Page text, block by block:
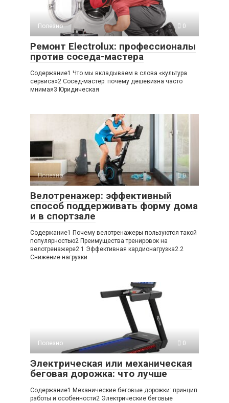
Полезно 0
Ремонт Electrolux: профессионалы
против соседа-мастера
Содержание1 Что мы вкладываем в слова «культура
сервиса»2 Сосед-мастер: почему дешевизна часто
мнимая3 Юридическая
Полезно 0
Велотренажер: эффективный
способ поддерживать форму дома
и в спортзале
Содержание1 Почему велотренажеры пользуются такой
популярностью2 Преимущества тренировок на
велотренажере2.1 Эффективная кардионагрузка2.2
Снижение нагрузки
Полезно 0
Электрическая или механическая
беговая дорожка: что лучше
Содержание1 Механические беговые дорожки: принцип
работы и особенности2 Электрические беговые